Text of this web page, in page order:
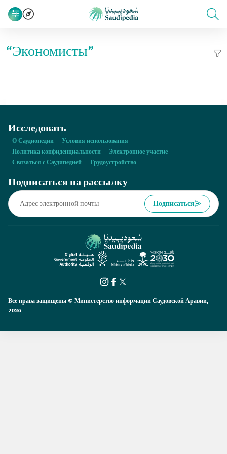
“Экономисты”
Исследовать
О Саудиопедии
Условия использования
Политика конфиденциальности
Электронное участие
Связаться с Саудипедией
Трудоустройство
Подписаться на рассылку
Подписаться
Все права защищены © Министерство информации Саудовской Аравии,
2026